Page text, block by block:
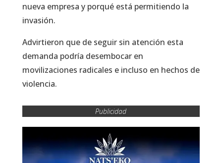
nueva empresa y porqué está permitiendo la
invasión.
Advirtieron que de seguir sin atención esta
demanda podría desembocar en
movilizaciones radicales e incluso en hechos de
violencia.
Publicidad